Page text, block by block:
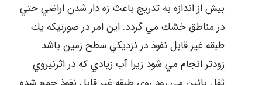
بيش از اندازه به تدريج باعث زه دار شدن اراضي حتي
در مناطق خشك مي گردد. اين امر در صورتيكه يك
طبقه غير قابل نفوذ در نزديكي سطح زمين باشد
زودتر انجام مي شود زيرا آب زيادي كه در اثرنيروي